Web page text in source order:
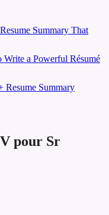
Summary That
a Powerful Résumé
Resume Summary
pour Sr